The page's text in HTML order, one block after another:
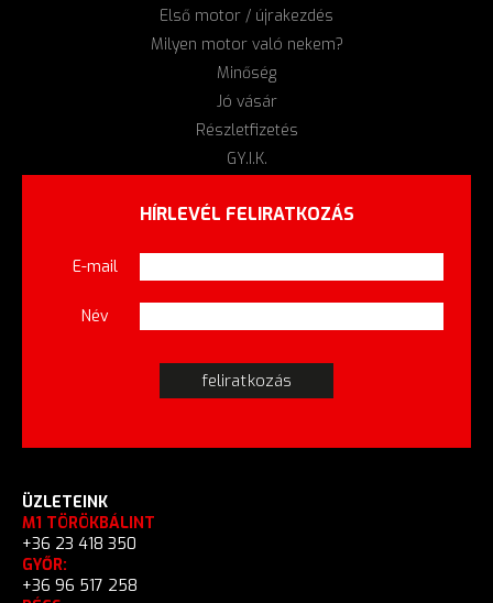
Első motor / újrakezdés
Milyen motor való nekem?
Minőség
Jó vásár
Részletfizetés
GY.I.K.
HÍRLEVÉL FELIRATKOZÁS
E-mail
Név
ÜZLETEINK
M1 TÖRÖKBÁLINT
+36 23 418 350
GYŐR:
+36 96 517 258